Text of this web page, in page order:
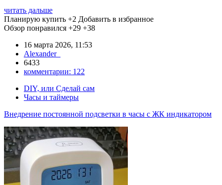
читать дальше
Планирую купить +2 Добавить в избранное
Обзор понравился +29 +38
16 марта 2026, 11:53
Alexander_
6433
комментарии: 122
DIY, или Сделай сам
Часы и таймеры
Внедрение постоянной подсветки в часы с ЖК индикатором